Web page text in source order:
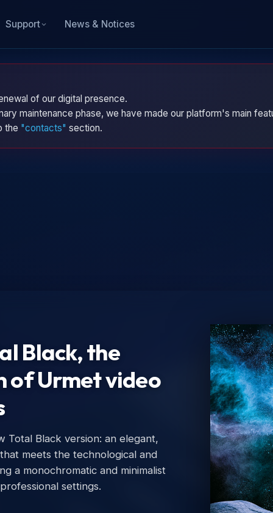
Support News & Notices
of our digital presence.
maintenance phase, we have made our platform's main
the "contacts" section.
Black, the
of Urmet video
Total Black version: an elegant,
meets the technological and
a monochromatic and minimalist
settings.